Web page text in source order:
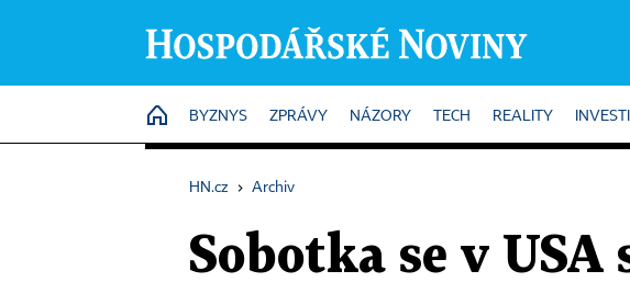
HOME
BYZNYS ZPRÁVY NÁZORY TECH REALITY
HN.cz › Archiv
Sobotka se v